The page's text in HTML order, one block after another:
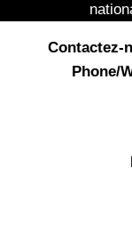
Contactez-
Phone/